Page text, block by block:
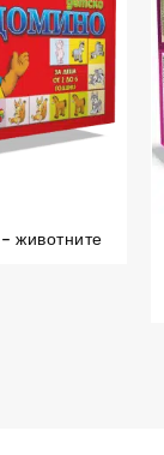
животните